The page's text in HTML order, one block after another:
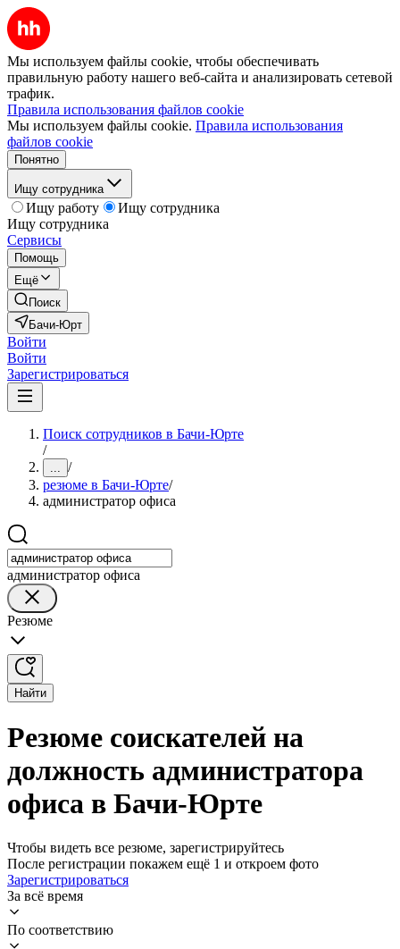
Мы используем файлы cookie, чтобы обеспечивать
правильную работу нашего веб-сайта и анализировать сетевой
трафик.
Правила использования файлов cookie
Мы используем файлы cookie. Правила использования
файлов cookie
Понятно
Ищу сотрудника
Ищу работу
Ищу сотрудника
Ищу сотрудника
Сервисы
Помощь
Ещё
Поиск
Бачи-Юрт
Войти
Войти
Зарегистрироваться
Поиск сотрудников в Бачи-Юрте
/
... /
резюме в Бачи-Юрте/
администратор офиса
администратор офиса
Резюме
Найти
Резюме соискателей на
должность администратора
офиса в Бачи-Юрте
Чтобы видеть все резюме, зарегистрируйтесь
После регистрации покажем ещё 1 и откроем фото
Зарегистрироваться
За всё время
По соответствию